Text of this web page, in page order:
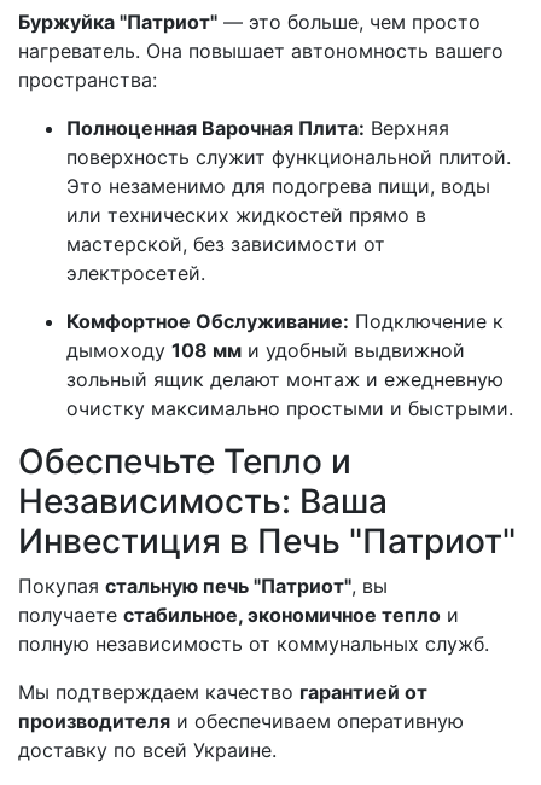
Буржуйка "Патриот" — это больше, чем просто
нагреватель. Она повышает автономность вашего
пространства:
Полноценная Варочная Плита: Верхняя
поверхность служит функциональной плитой.
Это незаменимо для подогрева пищи, воды
или технических жидкостей прямо в
мастерской, без зависимости от
электросетей.
Комфортное Обслуживание: Подключение к
дымоходу 108 мм и удобный выдвижной
зольный ящик делают монтаж и ежедневную
очистку максимально простыми и быстрыми.
Обеспечьте Тепло и
Независимость: Ваша
Инвестиция в Печь "Патриот"
Покупая стальную печь "Патриот", вы
получаете стабильное, экономичное тепло и
полную независимость от коммунальных служб.
Мы подтверждаем качество гарантией от
производителя и обеспечиваем оперативную
доставку по всей Украине.